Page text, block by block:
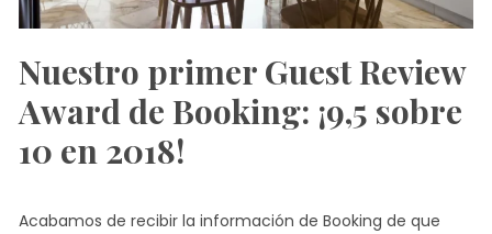
Nuestro primer Guest Review
Award de Booking: ¡9,5 sobre
10 en 2018!
Acabamos de recibir la información de Booking de que